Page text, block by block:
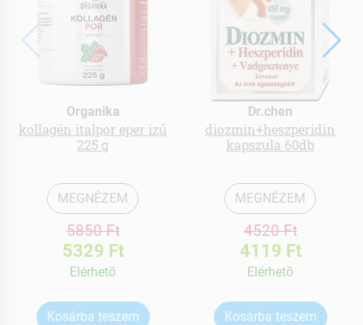
Organika
kollagén italpor eper ízű
225 g
MEGNÉZEM
5850 Ft
5329 Ft
Elérhetõ
Kosárba teszem
Dr.chen
diozmin+heszperidin
kapszula 60db
MEGNÉZEM
4520 Ft
4119 Ft
Elérhetõ
Kosárba teszem